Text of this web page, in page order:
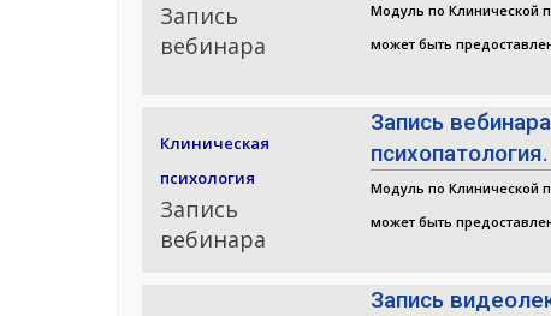
Запись
вебинара
Модуль по Клинической
может быть
Клиническая
психология
Запись
вебинара
Запись
Модуль по Клинической
может быть
Запись